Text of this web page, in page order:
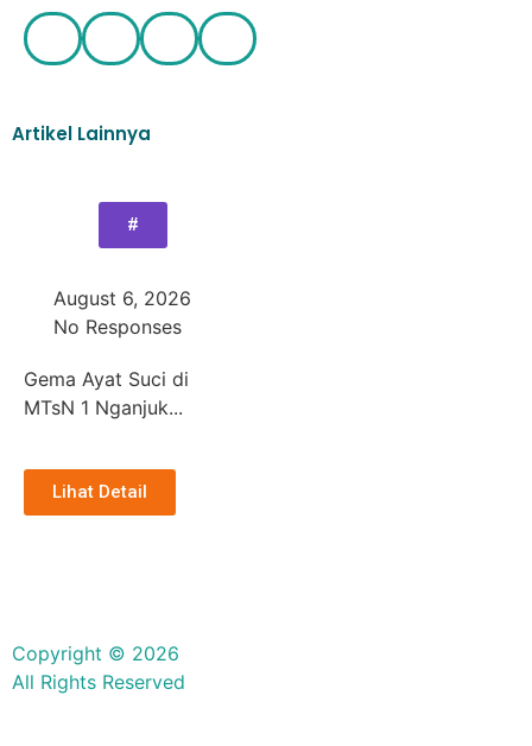
Artikel Lainnya
#
August 6, 2026
No Responses
Gema Ayat Suci di
MTsN 1 Nganjuk...
Lihat Detail
Copyright © 2026
All Rights Reserved